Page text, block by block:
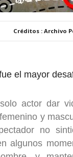
Créditos : Archivo
el mayor
actor dar
y
no
algunos